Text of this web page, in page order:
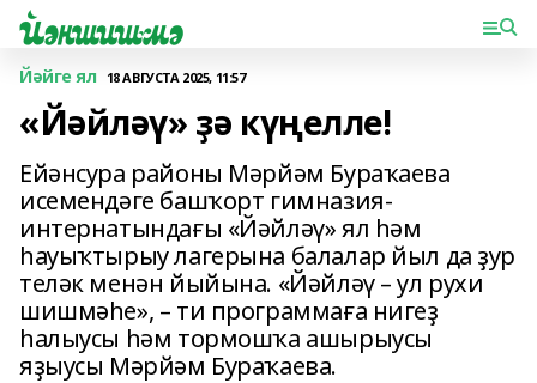
Йәйге ял 18 АВГУСТА 2025, 11:57
«Йәйләү» ҙә күңелле!
Ейәнсура районы Мәрйәм Бураҡаева
исемендәге башҡорт гимназия-
интернатындағы «Йәйләү» ял һәм
һауыҡтырыу лагерына балалар йыл да ҙур
теләк менән йыйына. «Йәйләү – ул рухи
шишмәһе», – ти программаға нигеҙ
һалыусы һәм тормошҡа ашырыусы
яҙыусы Мәрйәм Бураҡаева.